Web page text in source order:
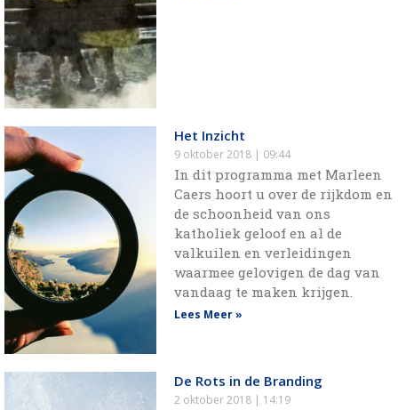
Het Inzicht
9 oktober 2018 09:44
In dit programma met Marleen
Caers hoort u over de rijkdom en
de schoonheid van ons
katholiek geloof en al de
valkuilen en verleidingen
waarmee gelovigen de dag van
vandaag te maken krijgen.
Lees Meer »
De Rots in de Branding
2 oktober 2018 14:19